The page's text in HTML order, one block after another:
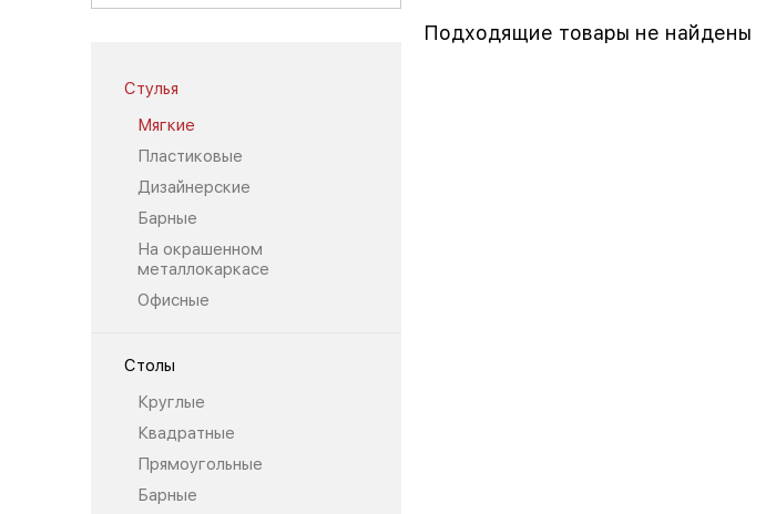
Стулья
Мягкие
Пластиковые
Дизайнерские
Барные
На окрашенном
металлокаркасе
Офисные
Столы
Круглые
Квадратные
Прямоугольные
Барные
Подходящие товары не найдены